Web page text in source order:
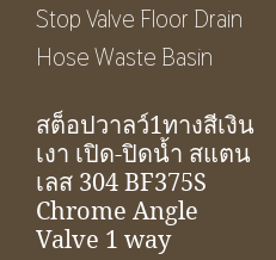
สต็อปวาลว์1ทางสีเงิน
เงา เปิด-ปิดน้ำ สแตน
เลส 304 BF375S
Chrome Angle
Valve 1 way